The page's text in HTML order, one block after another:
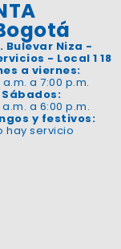
Bulevar Niza -
- Local 1 18
a viernes:
a.m. a 7:00 p.m.
Sábados:
a.m. a 6:00 p.m.
y festivos:
hay servicio